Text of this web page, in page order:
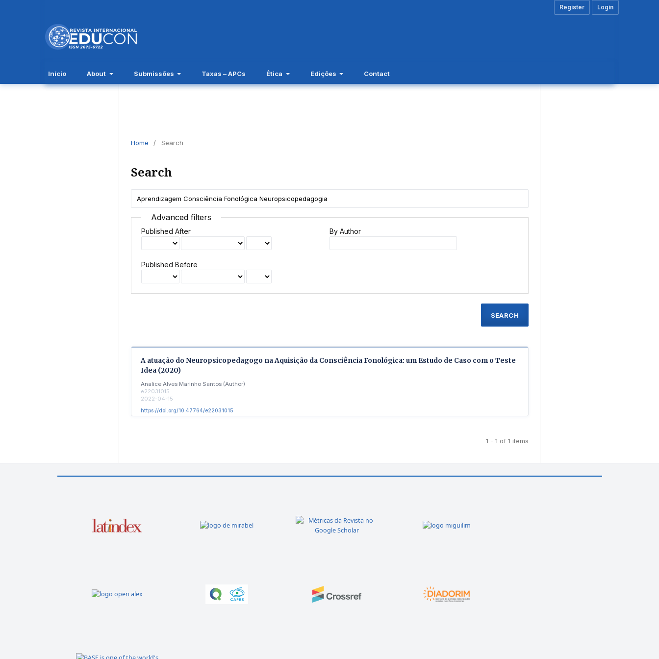
Início About Submissões Taxas – APCs Ética Edições Contact
Register Login
Home / Search
Search
Advanced filters
Published After
Published Before
By Author
SEARCH
A atuação do Neuropsicopedagogo na Aquisição da Consciência Fonológica: um Estudo de Caso com o Teste
Idea (2020)
Analice Alves Marinho Santos (Author)
e22031015
2022-04-15
https://doi.org/10.47764/e22031015
1 - 1 of 1 items